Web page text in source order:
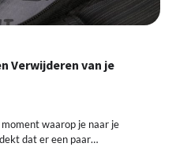
Verwijderen van je
waarop je naar je
dat er een paar…